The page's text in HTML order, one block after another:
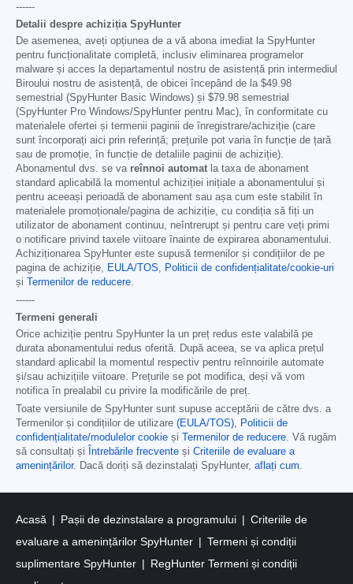
------
Detalii despre achiziția SpyHunter
De asemenea, aveți opțiunea de a vă abona imediat la SpyHunter
pentru funcționalitate completă, inclusiv eliminarea programelor
malware și acces la departamentul nostru de asistență prin intermediul
Biroului nostru de asistență, de obicei începând de la $49.98
semestrial (SpyHunter Basic Windows) și $79.98 semestrial
(SpyHunter Pro Windows/SpyHunter pentru Mac), în conformitate cu
materialele ofertei și termenii paginii de înregistrare/achiziție (care
sunt încorporați aici prin referință; prețurile pot varia în funcție de țară
sau de promoție, în funcție de detaliile paginii de achiziție).
Abonamentul dvs. se va reînnoi automat la taxa de abonament
standard aplicabilă la momentul achiziției inițiale a abonamentului și
pentru aceeași perioadă de abonament sau așa cum este stabilit în
materialele promoționale/pagina de achiziție, cu condiția să fiți un
utilizator de abonament continuu, neîntrerupt și pentru care veți primi
o notificare privind taxele viitoare înainte de expirarea abonamentului.
Achiziționarea SpyHunter este supusă termenilor și condițiilor de pe
pagina de achiziție,
EULA/TOS
Politicii de confidențialitate/cookie-uri
și Termenilor de reducere
------
Termeni generali
Orice achiziție pentru SpyHunter la un preț redus este valabilă pe
durata abonamentului redus oferită. După aceea, se va aplica prețul
standard aplicabil la momentul respectiv pentru reînnoirile automate
și/sau achizițiile viitoare. Prețurile se pot modifica, deși vă vom
notifica în prealabil cu privire la modificările de preț.
Toate versiunile de SpyHunter sunt supuse acceptării de către dvs. a
Termenilor și condițiilor de utilizare (EULA/TOS)
Politicii de
confidențialitate/modulelor cookie și Termenilor de reducere . Vă rugăm
să consultați și
Întrebările frecvente și Criteriile de evaluare a
amenințărilor. Dacă doriți să dezinstalați SpyHunter, aflați cum
Acasă Pașii de dezinstalare a programului
Criteriile de
evaluare a amenințărilor SpyHunter
Termeni și condiții
suplimentare SpyHunter
RegHunter Termeni și condiții